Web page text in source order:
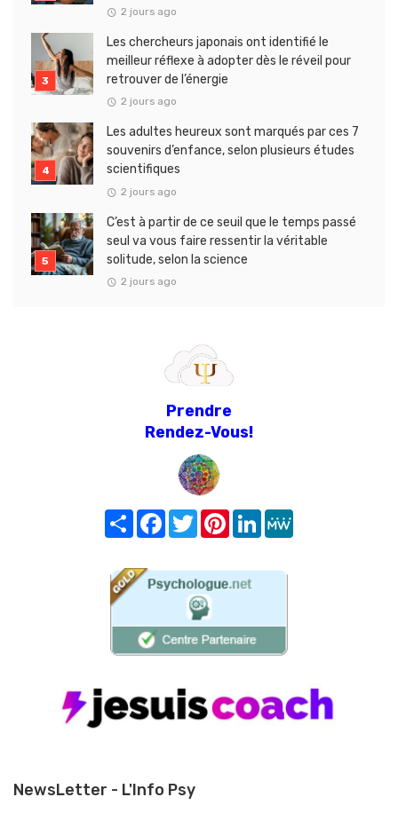
2 jours ago
Les chercheurs japonais ont identifié le
meilleur réflexe à adopter dès le réveil pour
retrouver de l’énergie
2 jours ago
Les adultes heureux sont marqués par ces 7
souvenirs d’enfance, selon plusieurs études
scientifiques
2 jours ago
C’est à partir de ce seuil que le temps passé
seul va vous faire ressentir la véritable
solitude, selon la science
2 jours ago
Prendre
Rendez-Vous!
Share FacebookTwitterPinterest
LinkedIn
NewsLetter - L'Info Psy